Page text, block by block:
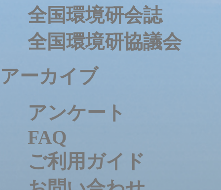
全国環境研会誌
全国環境研協議会
アーカイブ
アンケート
FAQ
ご利用ガイド